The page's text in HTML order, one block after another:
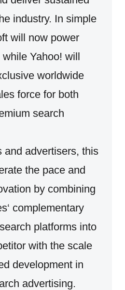
industry. In simple
will now power
Yahoo! will
worldwide
force for both
search
and advertisers, this
the pace and
by combining
complementary
platforms into
with the scale
development in
advertising.